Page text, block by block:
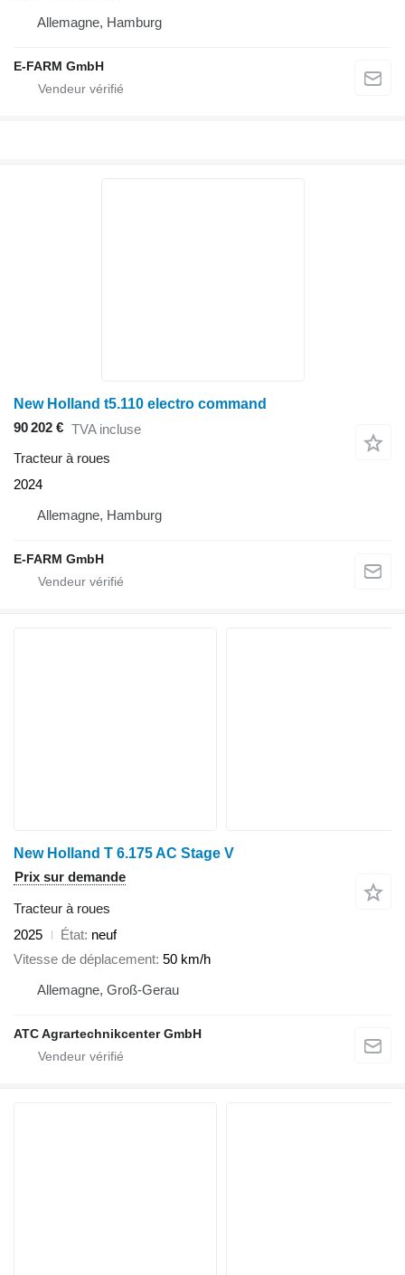
Allemagne, Hamburg
E-FARM GmbH
New Holland t5.110 electro command
90 202 € TVA incluse
Tracteur à roues
2024
Allemagne, Hamburg
E-FARM GmbH
New Holland T 6.175 AC Stage V
Prix sur demande
Tracteur à roues
2025
État neuf
Vitesse de déplacement 50 km/h
Allemagne, Groß-Gerau
ATC Agrartechnikcenter GmbH